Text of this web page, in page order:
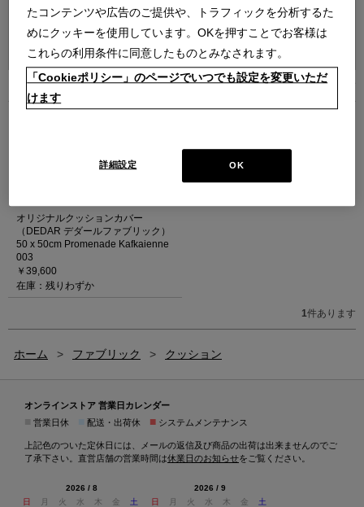
並べ替え：
1件あります
オリジナルクッションカバー
（DEDAR デダールファブリック）
50 x 50cm Promenade Kafkaienne
003
￥39,600
在庫：残りわずか
1件あります
ホーム > ファブリック > クッション
オンラインストア 営業日カレンダー
営業日休 配送・出荷休 ■ システムメンテナンス
上記色のついた定休日には、メールの返信及び商品の出荷は出来ませんのでご
了承下さい。直営店舗の営業時間は休業日のお知らせをご覧ください。
2026 / 8
日
月 火 水 木 金
土
2026 / 9
日
月 火 水 木 金
土
たコンテンツや広告のご提供や、トラフィックを分析するた
めにクッキーを使用しています。OKを押すことでお客様は
これらの利用条件に同意したものとみなされます。
「Cookieポリシー」のページでいつでも設定を変更いただ
けます
OK
詳細設定